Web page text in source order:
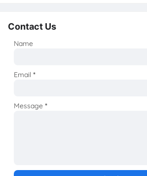
Contact Us
Name
Email*
Message*